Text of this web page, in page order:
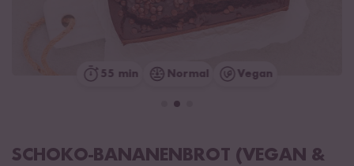
55 min Normal Vegan
SCHOKO-BANANENBROT (VEGAN &